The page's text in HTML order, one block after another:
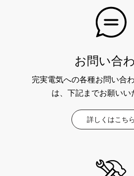
お問い合
完実電気への各種お問い合
は、下記までお願いい
詳しくはこちら